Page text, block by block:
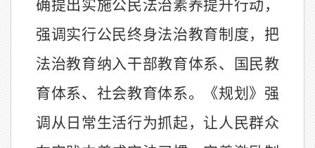
确提出实施公民法治素养提升行动，
强调实行公民终身法治教育制度，把
法治教育纳入干部教育体系、国民教
育体系、社会教育体系。《规划》强
调从日常生活行为抓起，让人民群众